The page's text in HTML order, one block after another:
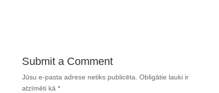
Submit a Comment
Jūsu e-pasta adrese netiks publicēta. Obligātie lauki ir
atzīmēti kā *